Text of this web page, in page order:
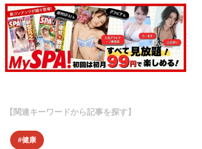
【関連キーワードから記事を探す】
健康